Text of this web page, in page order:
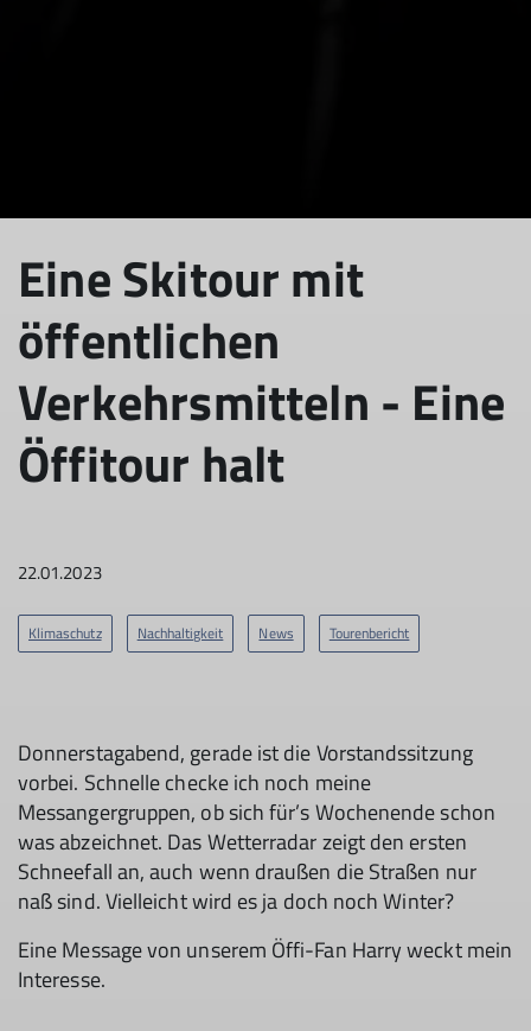
Eine Skitour mit
öffentlichen
Verkehrsmitteln - Eine
Öffitour halt
22.01.2023
Klimaschutz Nachhaltigkeit News Tourenbericht
Donnerstagabend, gerade ist die Vorstandssitzung
vorbei. Schnelle checke ich noch meine
Messangergruppen, ob sich für’s Wochenende schon
was abzeichnet. Das Wetterradar zeigt den ersten
Schneefall an, auch wenn draußen die Straßen nur
naß sind. Vielleicht wird es ja doch noch Winter?
Eine Message von unserem Öffi-Fan Harry weckt mein
Interesse.